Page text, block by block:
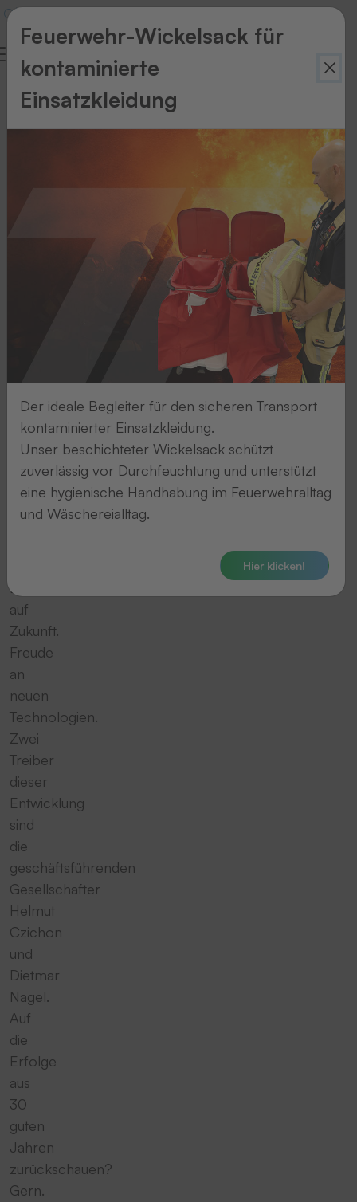
Interview
Geschichten,
Aufbruchstimmung
von
Abschied,
sondern
Aufbruch
wie:
Tatendrang.
Lust
auf
Zukunft.
Freude
an
neuen
Technologien.
Zwei
Treiber
dieser
Entwicklung
sind
die
geschäftsführenden
Gesellschafter
Helmut
Czichon
und
Dietmar
Nagel.
Auf
die
Erfolge
aus
30
guten
Jahren
zurückschauen?
Gern.
Feuerwehr-Wickelsack für
kontaminierte
Einsatzkleidung
Der ideale Begleiter für den sicheren Transport
kontaminierter Einsatzkleidung.
Unser beschichteter Wickelsack schützt
zuverlässig vor Durchfeuchtung und unterstützt
eine hygienische Handhabung im Feuerwehralltag
und Wäschereialltag.
Hier klicken!